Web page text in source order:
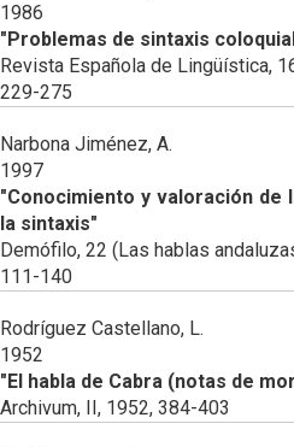
1986
"Problemas de sintaxis
Revista Española de Lingüística,
229-275
Narbona Jiménez, A.
1997
"Conocimiento y valoración de
la sintaxis"
Demófilo, 22 (Las hablas
111-140
Rodríguez Castellano, L.
1952
"El habla de Cabra (notas de
Archivum, II, 1952, 384-403